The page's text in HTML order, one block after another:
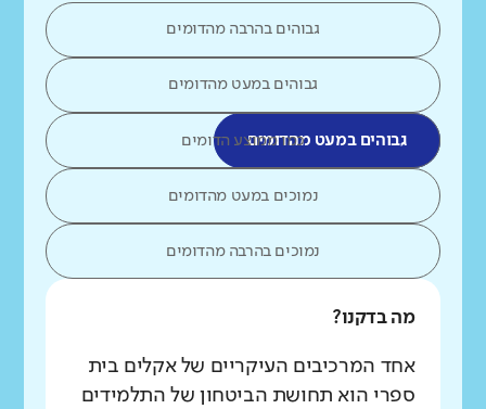
גבוהים בהרבה מהדומים
גבוהים במעט מהדומים
גבוהים במעט מהדומיםכמו ממוצע הדומים
נמוכים במעט מהדומים
נמוכים בהרבה מהדומים
מה בדקנו?
אחד המרכיבים העיקריים של אקלים בית
ספרי הוא תחושת הביטחון של התלמידים